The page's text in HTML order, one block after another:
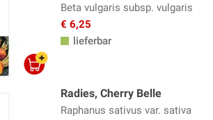
Beta vulgaris subsp. vulgaris
€ 6,25
lieferbar
Radies, Cherry Belle
Raphanus sativus var. sativa